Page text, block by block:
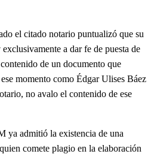
citado notario puntualizó que su
a dar fe de puesta de
de un documento que
momento como Édgar Ulises Báez
no avalo el contenido de ese
admitió la existencia de una
comete plagio en la elaboración